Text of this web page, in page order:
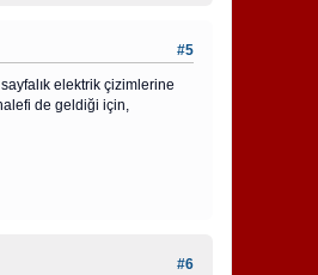
#5
elektrik çizimlerine
de geldiği için,
#6